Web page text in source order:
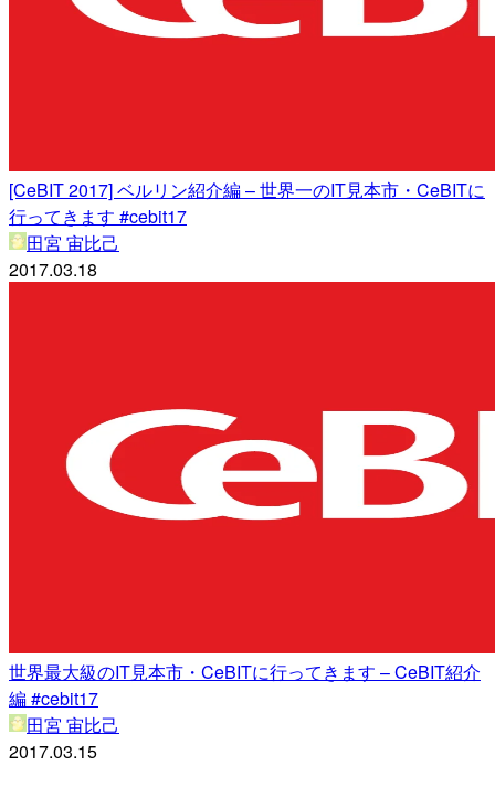
[CeBIT 2017] ベルリン紹介編 – 世界一のIT見本市・CeBITに
行ってきます #cebit17
田宮 宙比己
2017.03.18
世界最大級のIT見本市・CeBITに行ってきます – CeBIT紹介
編 #cebit17
田宮 宙比己
2017.03.15